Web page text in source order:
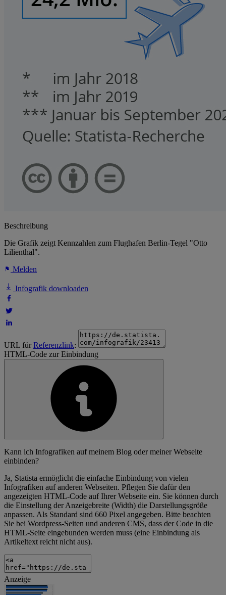
Beschreibung
Die Grafik zeigt Kennzahlen zum Flughafen Berlin-Tegel "Otto
Lilienthal".
Melden
Infografik downloaden
URL fürReferenzlink:
HTML-Code zur Einbindung
Kann ich Infografiken auf meinem Blog oder meiner Webseite
einbinden?
Ja, Statista ermöglicht die einfache Einbindung von vielen
Infografiken auf anderen Webseiten. Pflegen Sie dafür den
angezeigten HTML-Code auf Ihrer Webseite ein. Sie können durch
die Einstellung der Anzeigebreite (Width) die Darstellungsgröße
anpassen. Als Standard sind 660 Pixel angegeben. Bitte beachten
Sie bei Wordpress-Seiten und anderen CMS, dass der Code in die
HTML-Seite eingebunden werden muss (eine Einbindung als
Artikeltext reicht nicht aus).
Anzeige